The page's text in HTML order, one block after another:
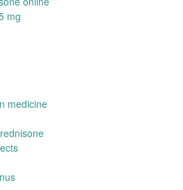
mg
medicine